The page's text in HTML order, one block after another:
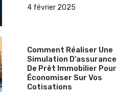
4 février 2025
Comment Réaliser Une
Simulation D’assurance
De Prêt Immobilier Pour
Économiser Sur Vos
Cotisations